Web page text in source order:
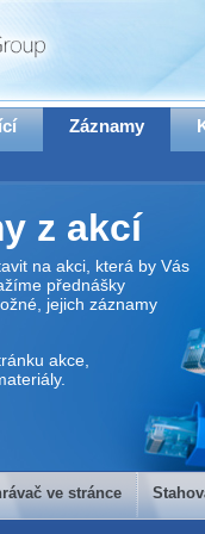
Záznamy
z akcí
na akci, která by Vás
přednášky
jejich záznamy
akce,
stránce
ve stránce